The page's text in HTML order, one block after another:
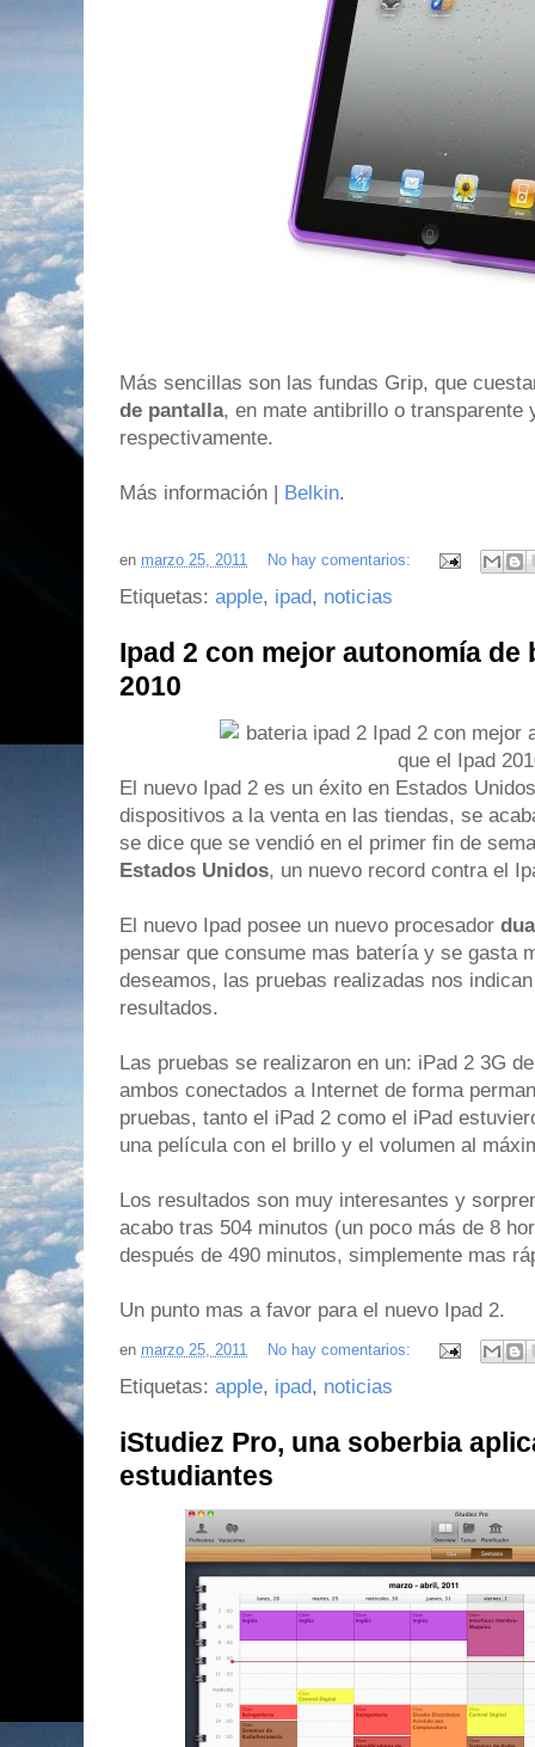
Más sencillas son las fundas Grip, que
de pantalla, en mate antibrillo o transparente
respectivamente.
Más información | Belkin.
en marzo 25, 2011 No hay comentarios:
Etiquetas: apple, ipad, noticias
Ipad 2 con mejor autonomía de
2010
El nuevo Ipad 2 es un éxito en Estados
dispositivos a la venta en las tiendas, se
se dice que se vendió en el primer fin de
Estados Unidos, un nuevo record contra el
El nuevo Ipad posee un nuevo procesador
pensar que consume mas batería y se gasta
deseamos, las pruebas realizadas nos
resultados.
Las pruebas se realizaron en un: iPad 2 3G
ambos conectados a Internet de forma
pruebas, tanto el iPad 2 como el iPad
una película con el brillo y el volumen al
Los resultados son muy interesantes y
acabo tras 504 minutos (un poco más de 8
después de 490 minutos, simplemente mas
Un punto mas a favor para el nuevo Ipad 2.
en marzo 25, 2011 No hay comentarios:
Etiquetas: apple, ipad, noticias
iStudiez Pro, una soberbia
estudiantes